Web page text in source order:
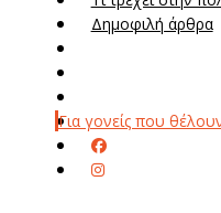
Δημοφιλή άρθρα
Για γονείς που